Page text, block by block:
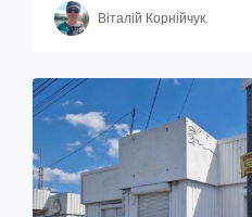
Віталій Корнійчук